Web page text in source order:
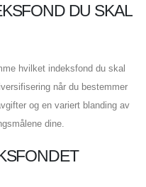
DU SKAL
hvilket indeksfond du skal
når du bestemmer
og en variert blanding av
dine.